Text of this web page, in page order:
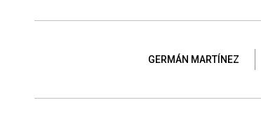
GERMÁN MARTÍNEZ